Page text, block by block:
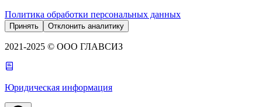
Политика обработки персональных данных
Принять Отклонить аналитику
2021-2025 © ООО ГЛАВСИЗ
Юридическая информация